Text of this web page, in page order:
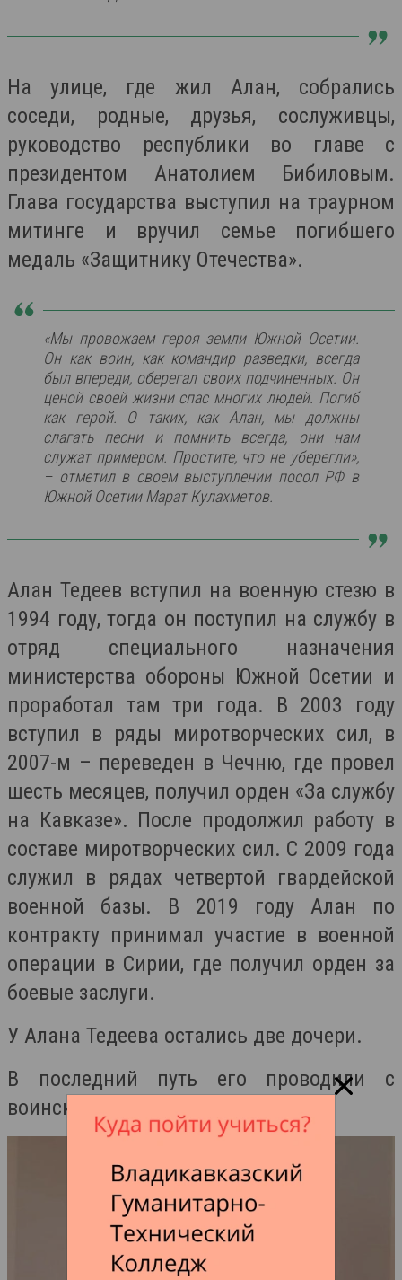
На улице, где жил Алан, собрались
соседи, родные, друзья, сослуживцы,
руководство республики во главе с
президентом Анатолием Бибиловым.
Глава государства выступил на траурном
митинге и вручил семье погибшего
медаль «Защитнику Отечества».
«Мы провожаем героя земли Южной Осетии.
Он как воин, как командир разведки, всегда
был впереди, оберегал своих подчиненных. Он
ценой своей жизни спас многих людей. Погиб
как герой. О таких, как Алан, мы должны
слагать песни и помнить всегда, они нам
служат примером. Простите, что не уберегли»,
– отметил в своем выступлении посол РФ в
Южной Осетии Марат Кулахметов.
Алан Тедеев вступил на военную стезю в
1994 году, тогда он поступил на службу в
отряд специального назначения
министерства обороны Южной Осетии и
проработал там три года. В 2003 году
вступил в ряды миротворческих сил, в
2007-м – переведен в Чечню, где провел
шесть месяцев, получил орден «За службу
на Кавказе». После продолжил работу в
составе миротворческих сил. С 2009 года
служил в рядах четвертой гвардейской
военной базы. В 2019 году Алан по
контракту принимал участие в военной
операции в Сирии, где получил орден за
боевые заслуги.
У Алана Тедеева остались две дочери.
В последний путь его проводили с
воинскими почестями.